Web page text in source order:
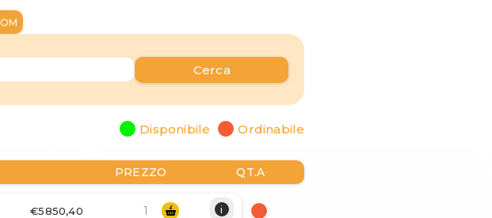
Cerca
Disponibile Ordinabile
PREZZO QT.A
€5850,40 i